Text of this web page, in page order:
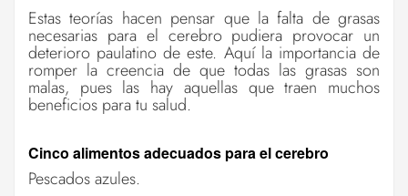
Estas teorías hacen pensar que la falta de grasas
necesarias para el cerebro pudiera provocar un
deterioro paulatino de este. Aquí la importancia de
romper la creencia de que todas las grasas son
malas, pues las hay aquellas que traen muchos
beneficios para tu salud.
Cinco alimentos adecuados para el cerebro
Pescados azules.